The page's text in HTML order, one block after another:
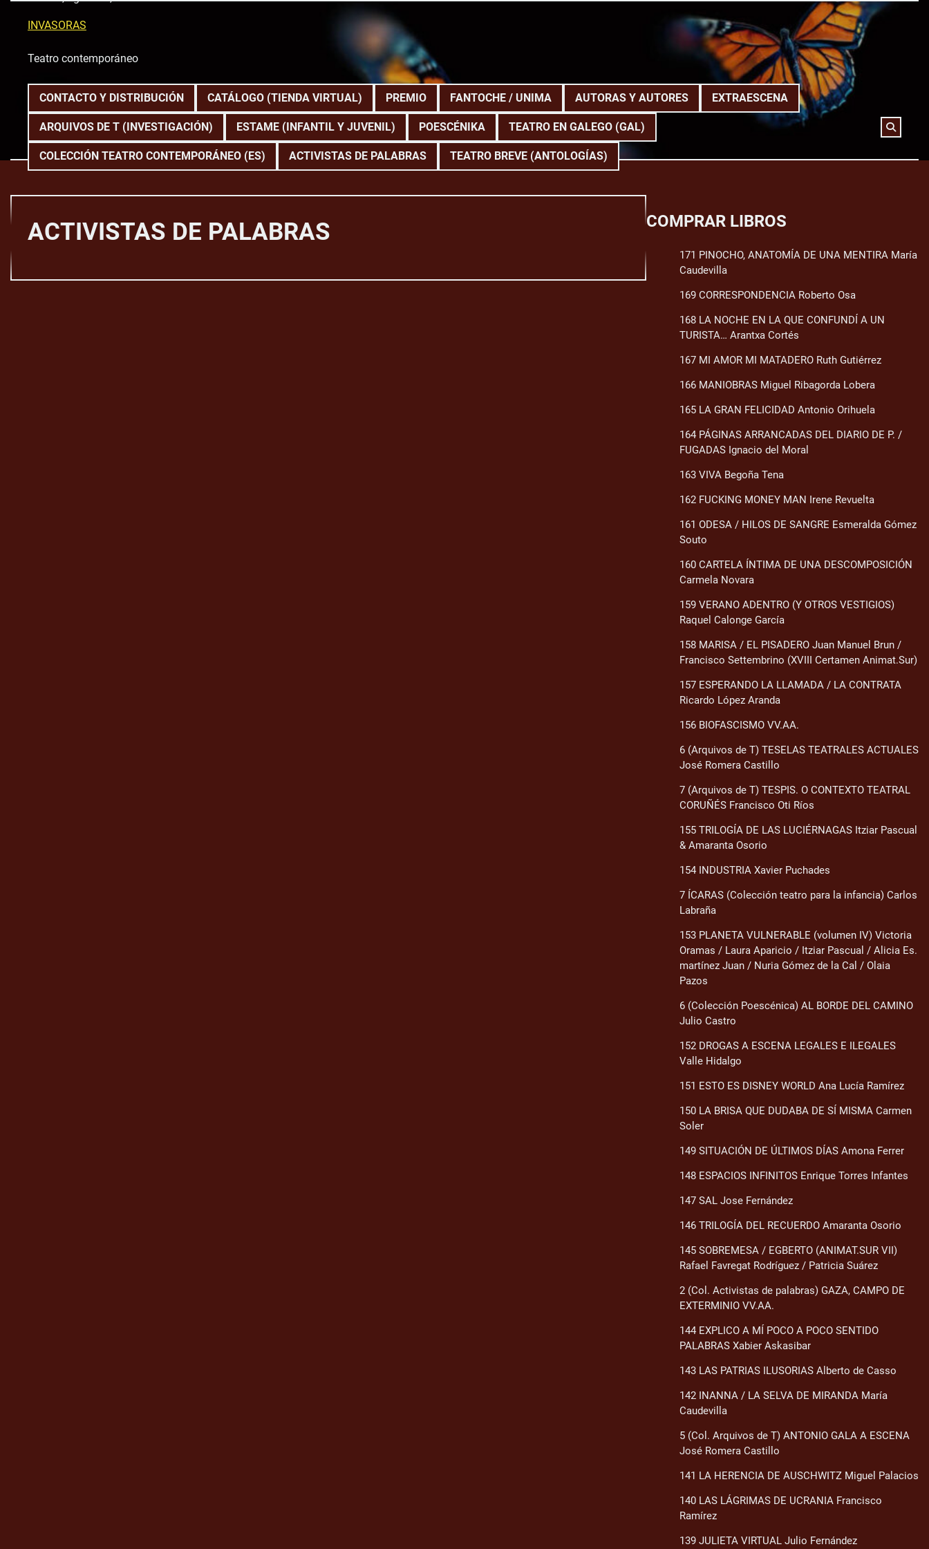
INVASORAS
Teatro contemporáneo
CONTACTO Y DISTRIBUCIÓN CATÁLOGO (TIENDA VIRTUAL) PREMIO FANTOCHE / UNIMA AUTORAS Y AUTORES EXTRAESCENA
ARQUIVOS DE T (INVESTIGACIÓN) ESTAME (INFANTIL Y JUVENIL) POESCÉNIKA TEATRO EN GALEGO (GAL)
COLECCIÓN TEATRO CONTEMPORÁNEO (ES) ACTIVISTAS DE PALABRAS TEATRO BREVE (ANTOLOGÍAS)
ACTIVISTAS DE PALABRAS COMPRAR LIBROS
171 PINOCHO, ANATOMÍA DE UNA MENTIRA María
Caudevilla
169 CORRESPONDENCIA Roberto Osa
168 LA NOCHE EN LA QUE CONFUNDÍ A UN
TURISTA… Arantxa Cortés
167 MI AMOR MI MATADERO Ruth Gutiérrez
166 MANIOBRAS Miguel Ribagorda Lobera
165 LA GRAN FELICIDAD Antonio Orihuela
164 PÁGINAS ARRANCADAS DEL DIARIO DE P. /
FUGADAS Ignacio del Moral
163 VIVA Begoña Tena
162 FUCKING MONEY MAN Irene Revuelta
161 ODESA / HILOS DE SANGRE Esmeralda Gómez
Souto
160 CARTELA ÍNTIMA DE UNA DESCOMPOSICIÓN
Carmela Novara
159 VERANO ADENTRO (Y OTROS VESTIGIOS)
Raquel Calonge García
158 MARISA / EL PISADERO Juan Manuel Brun /
Francisco Settembrino (XVIII Certamen Animat.Sur)
157 ESPERANDO LA LLAMADA / LA CONTRATA
Ricardo López Aranda
156 BIOFASCISMO VV.AA.
6 (Arquivos de T) TESELAS TEATRALES ACTUALES
José Romera Castillo
7 (Arquivos de T) TESPIS. O CONTEXTO TEATRAL
CORUÑÉS Francisco Oti Ríos
155 TRILOGÍA DE LAS LUCIÉRNAGAS Itziar Pascual
& Amaranta Osorio
154 INDUSTRIA Xavier Puchades
7 ÍCARAS (Colección teatro para la infancia) Carlos
Labraña
153 PLANETA VULNERABLE (volumen IV) Victoria
Oramas / Laura Aparicio / Itziar Pascual / Alicia Es.
martínez Juan / Nuria Gómez de la Cal / Olaia
Pazos
6 (Colección Poescénica) AL BORDE DEL CAMINO
Julio Castro
152 DROGAS A ESCENA LEGALES E ILEGALES
Valle Hidalgo
151 ESTO ES DISNEY WORLD Ana Lucía Ramírez
150 LA BRISA QUE DUDABA DE SÍ MISMA Carmen
Soler
149 SITUACIÓN DE ÚLTIMOS DÍAS Amona Ferrer
148 ESPACIOS INFINITOS Enrique Torres Infantes
147 SAL Jose Fernández
146 TRILOGÍA DEL RECUERDO Amaranta Osorio
145 SOBREMESA / EGBERTO (ANIMAT.SUR VII)
Rafael Favregat Rodríguez / Patricia Suárez
2 (Col. Activistas de palabras) GAZA, CAMPO DE
EXTERMINIO VV.AA.
144 EXPLICO A MÍ POCO A POCO SENTIDO
PALABRAS Xabier Askasibar
143 LAS PATRIAS ILUSORIAS Alberto de Casso
142 INANNA / LA SELVA DE MIRANDA María
Caudevilla
5 (Col. Arquivos de T) ANTONIO GALA A ESCENA
José Romera Castillo
141 LA HERENCIA DE AUSCHWITZ Miguel Palacios
140 LAS LÁGRIMAS DE UCRANIA Francisco
Ramírez
139 JULIETA VIRTUAL Julio Fernández